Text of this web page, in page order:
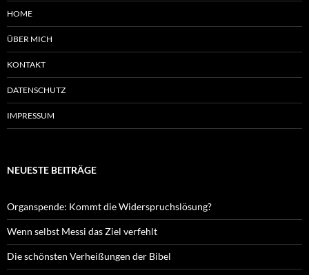
HOME
ÜBER MICH
KONTAKT
DATENSCHUTZ
IMPRESSUM
NEUESTE BEITRÄGE
Organspende: Kommt die Widerspruchslösung?
Wenn selbst Messi das Ziel verfehlt
Die schönsten Verheißungen der Bibel